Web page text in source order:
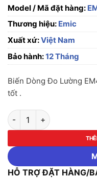
Model / Mã đặt hàng:
Thương hiệu: Emic
Xuất xứ:Việt Nam
Bảo hành:12 Tháng
Biến Dòng Đo Lường
tốt .
Biến Dòng Đo Lường
HỖ TRỢ ĐẶT HÀNG/